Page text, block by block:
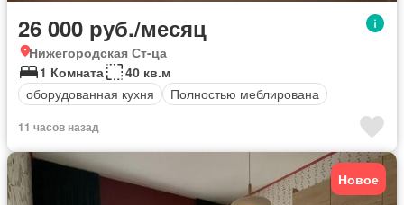
26 000 руб./месяц
Нижегородская Ст-ца
1 Комната
40 кв.м
оборудованная кухня
Полностью меблирована
11 часов назад
Новое